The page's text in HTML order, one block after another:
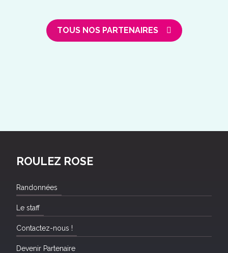
TOUS NOS PARTENAIRES
ROULEZ ROSE
Randonnées
Le staff
Contactez-nous !
Devenir Partenaire